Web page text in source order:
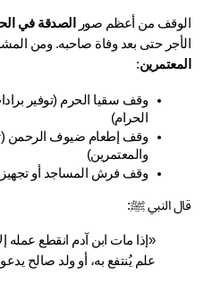
من أعظم صور الصدقة في الحرم
حتى بعد وفاة صاحبه. ومن
:
الحرام)
والمعتمرين)
وقف فرش المساجد أو تجهيز
النبي ﷺ:
علم يُنتفع به، أو ولد صالح يدعو له.»